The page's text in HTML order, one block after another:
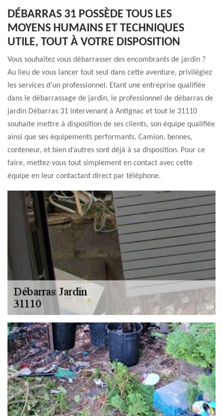
DÉBARRAS 31 POSSÈDE TOUS LES
MOYENS HUMAINS ET TECHNIQUES
UTILE, TOUT À VOTRE DISPOSITION
Vous souhaitez vous débarrasser des encombrants de jardin ?
Au lieu de vous lancer tout seul dans cette aventure, privilégiez
les services d’un professionnel. Etant une entreprise qualifiée
dans le débarrassage de jardin, le professionnel de débarras de
jardin Débarras 31 intervenant à Antignac et tout le 31110
souhaite mettre à disposition de ses clients, son équipe qualifiée
ainsi que ses équipements performants. Camion, bennes,
conteneur, et bien d’autres sont déjà à sa disposition. Pour ce
faire, mettez-vous tout simplement en contact avec cette
équipe en leur contactant direct par téléphone.